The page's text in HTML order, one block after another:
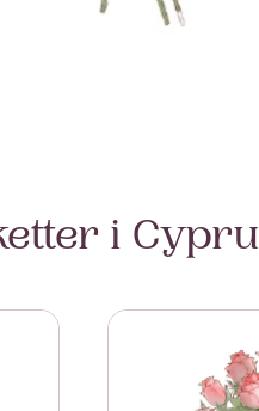
i
Se mer om 12